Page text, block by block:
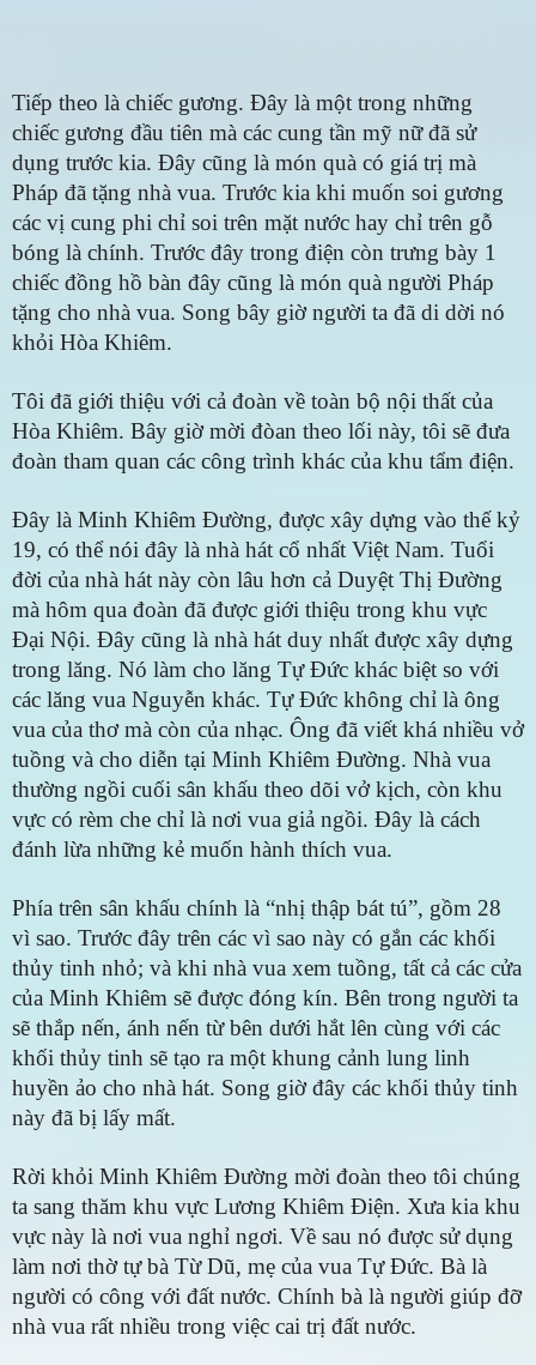
Tiếp theo là chiếc gương. Đây là một trong những
chiếc gương đầu tiên mà các cung tần mỹ nữ đã sử
dụng trước kia. Đây cũng là món quà có giá trị mà
Pháp đã tặng nhà vua. Trước kia khi muốn soi gương
các vị cung phi chỉ soi trên mặt nước hay chỉ trên gỗ
bóng là chính. Trước đây trong điện còn trưng bày 1
chiếc đồng hồ bàn đây cũng là món quà người Pháp
tặng cho nhà vua. Song bây giờ người ta đã di dời nó
khỏi Hòa Khiêm.
Tôi đã giới thiệu với cả đoàn về toàn bộ nội thất của
Hòa Khiêm. Bây giờ mời đòan theo lối này, tôi sẽ đưa
đoàn tham quan các công trình khác của khu tẩm điện.
Đây là Minh Khiêm Đường, được xây dựng vào thế kỷ
19, có thể nói đây là nhà hát cổ nhất Việt Nam. Tuổi
đời của nhà hát này còn lâu hơn cả Duyệt Thị Đường
mà hôm qua đoàn đã được giới thiệu trong khu vực
Đại Nội. Đây cũng là nhà hát duy nhất được xây dựng
trong lăng. Nó làm cho lăng Tự Đức khác biệt so với
các lăng vua Nguyễn khác. Tự Đức không chỉ là ông
vua của thơ mà còn của nhạc. Ông đã viết khá nhiều vở
tuồng và cho diễn tại Minh Khiêm Đường. Nhà vua
thường ngồi cuối sân khấu theo dõi vở kịch, còn khu
vực có rèm che chỉ là nơi vua giả ngồi. Đây là cách
đánh lừa những kẻ muốn hành thích vua.
Phía trên sân khấu chính là “nhị thập bát tú”, gồm 28
vì sao. Trước đây trên các vì sao này có gắn các khối
thủy tinh nhỏ; và khi nhà vua xem tuồng, tất cả các cửa
của Minh Khiêm sẽ được đóng kín. Bên trong người ta
sẽ thắp nến, ánh nến từ bên dưới hắt lên cùng với các
khối thủy tinh sẽ tạo ra một khung cảnh lung linh
huyền ảo cho nhà hát. Song giờ đây các khối thủy tinh
này đã bị lấy mất.
Rời khỏi Minh Khiêm Đường mời đoàn theo tôi chúng
ta sang thăm khu vực Lương Khiêm Điện. Xưa kia khu
vực này là nơi vua nghỉ ngơi. Về sau nó được sử dụng
làm nơi thờ tự bà Từ Dũ, mẹ của vua Tự Đức. Bà là
người có công với đất nước. Chính bà là người giúp đỡ
nhà vua rất nhiều trong việc cai trị đất nước.